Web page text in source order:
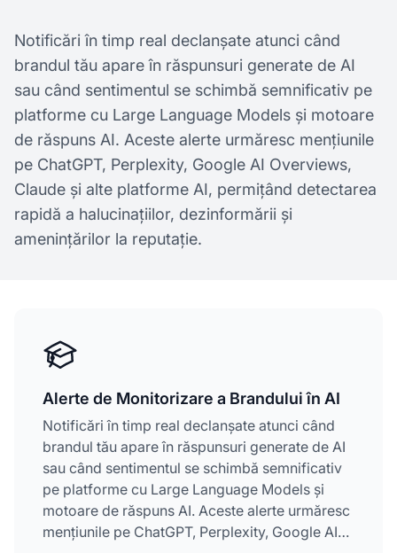
Notificări în timp real declanșate atunci când
brandul tău apare în răspunsuri generate de AI
sau când sentimentul se schimbă semnificativ pe
platforme cu Large Language Models și motoare
de răspuns AI. Aceste alerte urmăresc mențiunile
pe ChatGPT, Perplexity, Google AI Overviews,
Claude și alte platforme AI, permițând detectarea
rapidă a halucinațiilor, dezinformării și
amenințărilor la reputație.
Alerte de Monitorizare a Brandului în AI
Notificări în timp real declanșate atunci când
brandul tău apare în răspunsuri generate de AI
sau când sentimentul se schimbă semnificativ
pe platforme cu Large Language Models și
motoare de răspuns AI. Aceste alerte urmăresc
mențiunile pe ChatGPT, Perplexity, Google AI